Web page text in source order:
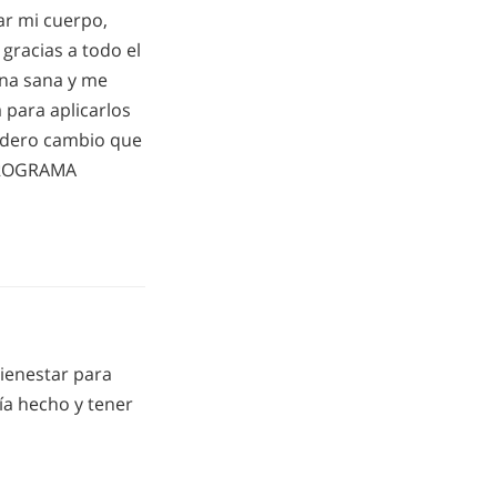
mi cuerpo,
a todo el
sana y me
aplicarlos
cambio que
para
hecho y tener